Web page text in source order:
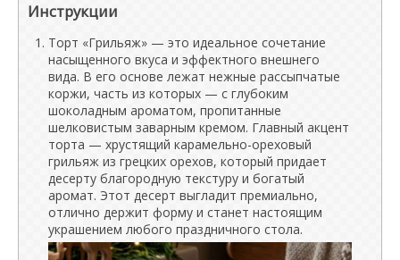
Инструкции
Торт «Грильяж» — это идеальное сочетание
насыщенного вкуса и эффектного внешнего
вида. В его основе лежат нежные рассыпчатые
коржи, часть из которых — с глубоким
шоколадным ароматом, пропитанные
шелковистым заварным кремом. Главный акцент
торта — хрустящий карамельно-ореховый
грильяж из грецких орехов, который придает
десерту благородную текстуру и богатый
аромат. Этот десерт выгладит премиально,
отлично держит форму и станет настоящим
украшением любого праздничного стола.